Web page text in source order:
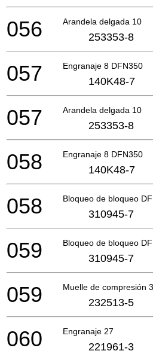
Arandela delgada 10
056 253353-8
Engranaje 8 DFN350
057 140K48-7
Arandela delgada 10
057 253353-8
Engranaje 8 DFN350
058 140K48-7
Bloqueo de bloqueo
058 310945-7
Bloqueo de bloqueo
059 310945-7
Muelle de compresión
059 232513-5
Engranaje 27
060 221961-3